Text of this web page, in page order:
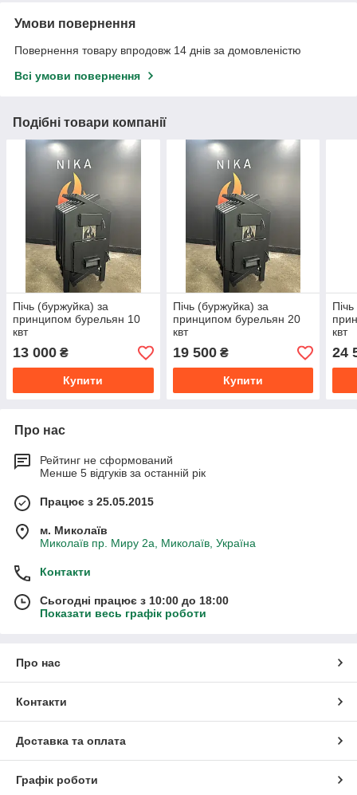
Умови повернення
Повернення товару впродовж 14 днів за домовленістю
Всі умови повернення
Подібні товари компанії
Пічь (буржуйка) за
принципом бурельян 10
квт
13 000 ₴
Купити
Пічь (буржуйка) за
принципом бурельян 20
квт
19 500₴
Купити
квт
24
Про нас
Рейтинг не сформований
Менше 5 відгуків за останній рік
Працює з 25.05.2015
м. Миколаїв
Миколаїв пр. Миру 2а, Миколаїв, Україна
Контакти
Сьогодні працює з 10:00 до 18:00
Показати весь графік роботи
Про нас
Контакти
Доставка та оплата
Графік роботи